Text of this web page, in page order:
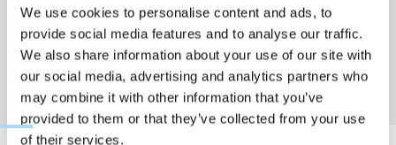
We use cookies to personalise content and ads, to
provide social media features and to analyse our traffic.
We also share information about your use of our site with
our social media, advertising and analytics partners who
may combine it with other information that you’ve
provided to them or that they’ve collected from your use
of their services.